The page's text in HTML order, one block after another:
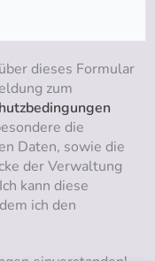
dieses Formular
zum
die
Daten, sowie die
der Verwaltung
kann diese
ich den